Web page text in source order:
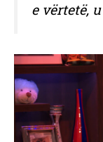
e vërtetë,